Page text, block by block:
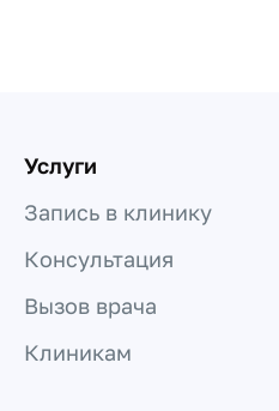
Услуги
Запись в клинику
Консультация
Вызов врача
Клиникам